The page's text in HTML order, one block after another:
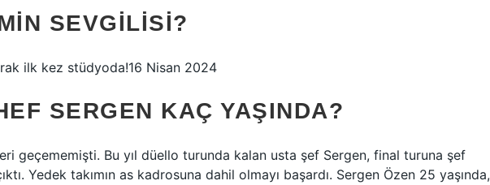
SEVGILISI?
ilk kez stüdyoda!16 Nisan 2024
SERGEN KAÇ YAŞINDA?
geçememişti. Bu yıl düello turunda kalan usta şef Sergen, final turuna şef
Yedek takımın as kadrosuna dahil olmayı başardı. Sergen Özen 25 yaşında,